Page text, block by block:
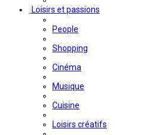
Loisirs et passions
People
Shopping
Cinéma
Musique
Cuisine
Loisirs créatifs